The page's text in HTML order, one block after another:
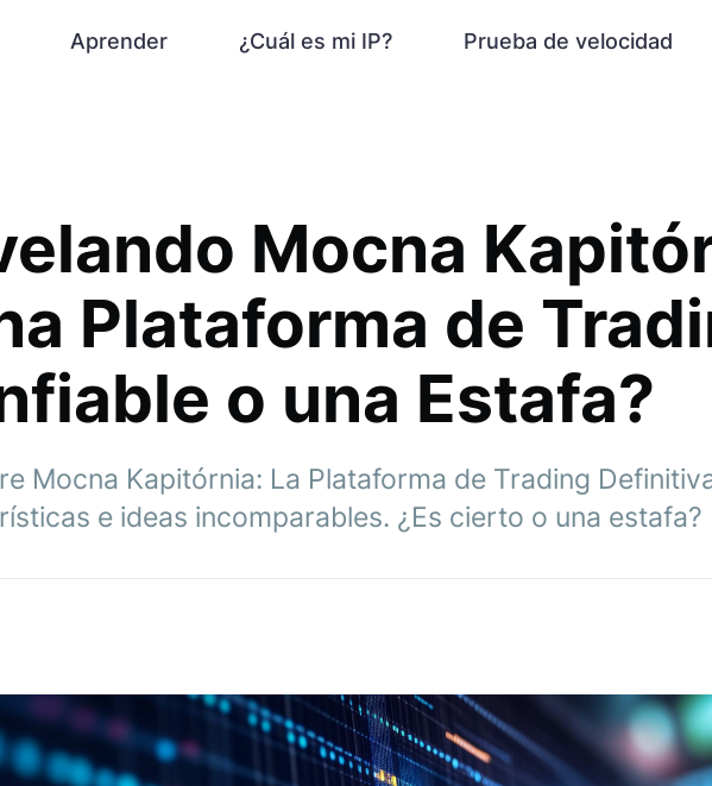
Aprender ¿Cuál es mi IP? Prueba de velocidad
Mocna
Plataforma de
o una Estafa?
Mocna Kapitórnia: La Plataforma de Trading
e ideas incomparables. ¿Es cierto o una estafa?